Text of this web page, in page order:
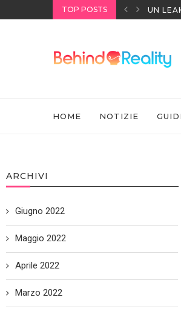
TOP POSTS UN
HOME NOTIZIE
ARCHIVI
Giugno 2022
Maggio 2022
Aprile 2022
Marzo 2022